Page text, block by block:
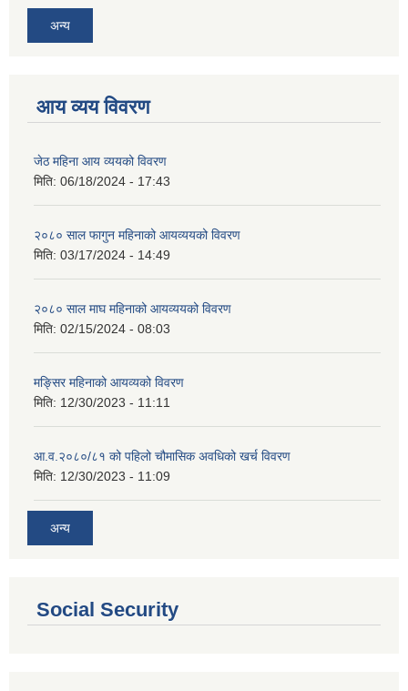
अन्य
आय व्यय विवरण
जेठ महिना आय व्ययको विवरण
मिति: 06/18/2024 - 17:43
२०८० साल फागुन महिनाको आयव्ययको विवरण
मिति: 03/17/2024 - 14:49
२०८० साल माघ महिनाको आयव्ययको विवरण
मिति: 02/15/2024 - 08:03
मङ्सिर महिनाको आयव्यको विवरण
मिति: 12/30/2023 - 11:11
आ.व.२०८०/८१ को पहिलो चौमासिक अवधिको खर्च विवरण
मिति: 12/30/2023 - 11:09
अन्य
Social Security